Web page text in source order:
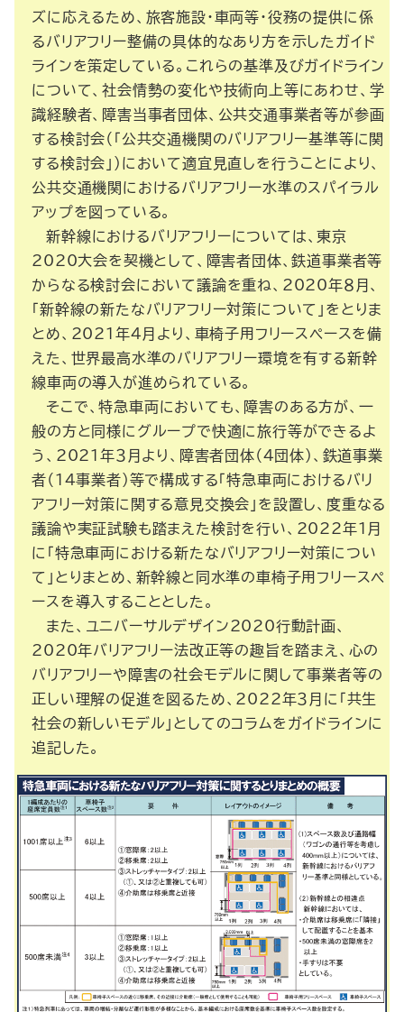
ズに応えるため、旅客施設・車両等・役務の提供に係
るバリアフリー整備の具体的なあり方を示したガイド
ラインを策定している。これらの基準及びガイドライン
について、社会情勢の変化や技術向上等にあわせ、学
識経験者、障害当事者団体、公共交通事業者等が参画
する検討会（「公共交通機関のバリアフリー基準等に関
する検討会」）において適宜見直しを行うことにより、
公共交通機関におけるバリアフリー水準のスパイラル
アップを図っている。
新幹線におけるバリアフリーについては、東京
2020大会を契機として、障害者団体、鉄道事業者等
からなる検討会において議論を重ね、2020年８月、
「新幹線の新たなバリアフリー対策について」をとりま
とめ、2021年４月より、車椅子用フリースペースを備
えた、世界最高水準のバリアフリー環境を有する新幹
線車両の導入が進められている。
そこで、特急車両においても、障害のある方が、一
般の方と同様にグループで快適に旅行等ができるよ
う、2021年３月より、障害者団体（４団体）、鉄道事業
者（14事業者）等で構成する「特急車両におけるバリ
アフリー対策に関する意見交換会」を設置し、度重なる
議論や実証試験も踏まえた検討を行い、2022年１月
に「特急車両における新たなバリアフリー対策につい
て」とりまとめ、新幹線と同水準の車椅子用フリースペ
ースを導入することとした。
また、ユニバーサルデザイン2020行動計画、
2020年バリアフリー法改正等の趣旨を踏まえ、心の
バリアフリーや障害の社会モデルに関して事業者等の
正しい理解の促進を図るため、2022年３月に「共生
社会の新しいモデル」としてのコラムをガイドラインに
追記した。